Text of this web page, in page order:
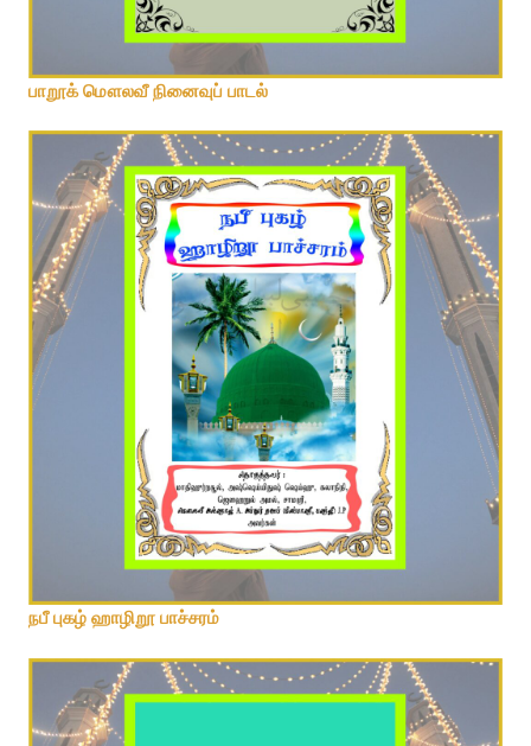
பாறூக் மௌலவீ நினைவுப் பாடல்
நபீ புகழ் ஹாழிறூ பாச்சரம்